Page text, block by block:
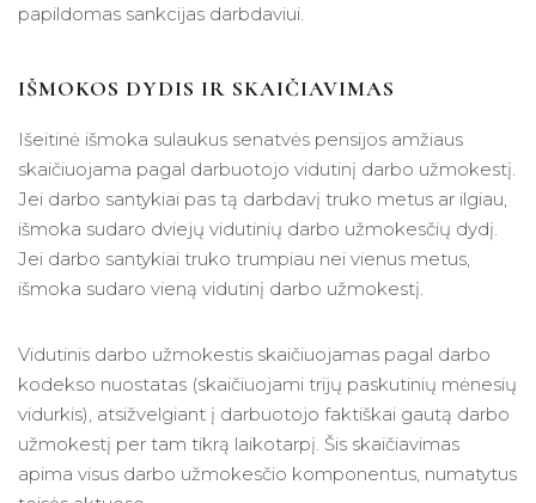
papildomas sankcijas darbdaviui.
IŠMOKOS DYDIS IR SKAIČIAVIMAS
Išeitinė išmoka sulaukus senatvės pensijos amžiaus
skaičiuojama pagal darbuotojo vidutinį darbo užmokestį.
Jei darbo santykiai pas tą darbdavį truko metus ar ilgiau,
išmoka sudaro dviejų vidutinių darbo užmokesčių dydį.
Jei darbo santykiai truko trumpiau nei vienus metus,
išmoka sudaro vieną vidutinį darbo užmokestį.
Vidutinis darbo užmokestis skaičiuojamas pagal darbo
kodekso nuostatas (skaičiuojami trijų paskutinių mėnesių
vidurkis), atsižvelgiant į darbuotojo faktiškai gautą darbo
užmokestį per tam tikrą laikotarpį. Šis skaičiavimas
apima visus darbo užmokesčio komponentus, numatytus